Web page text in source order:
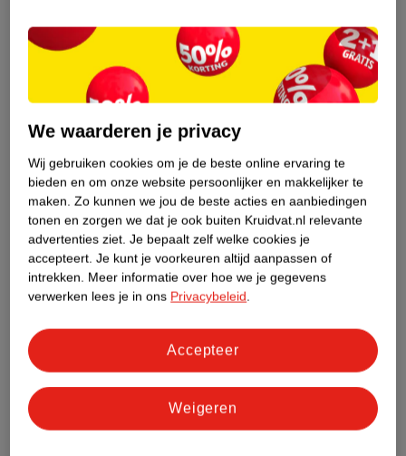
gesloten. Wij adviseren niet verder te gaan met de bestelling van
geneesmiddelen wanneer je vragen nog onbeantwoord zijn.
Gecertificeerde winkels en webshops met de Groene Plus doen er
alles aan om hun klanten juist en deskundig te adviseren over
zelfzorggeneesmiddelen. Het kan altijd gebeuren dat je een klacht
hebt over onze advisering. Wij horen dat graag om onze service te
verbeteren, ,neem dan contact op met onze klantenservice.
helpen je graag!
We waarderen je privacy
Wij gebruiken cookies om je de beste online ervaring te
bieden en om onze website persoonlijker en makkelijker te
maken. Zo kunnen we jou de beste acties en aanbiedingen
tonen en zorgen we dat je ook buiten Kruidvat.nl relevante
advertenties ziet. Je bepaalt zelf welke cookies je
accepteert. Je kunt je voorkeuren altijd aanpassen of
intrekken. Meer informatie over hoe we je gegevens
verwerken lees je in ons Privacybeleid.
Weigeren
Accepteer